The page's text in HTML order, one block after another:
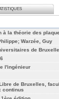
à la théorie des
Warzée, Guy
de
l'ingénieur
de Bruxelles,
continus